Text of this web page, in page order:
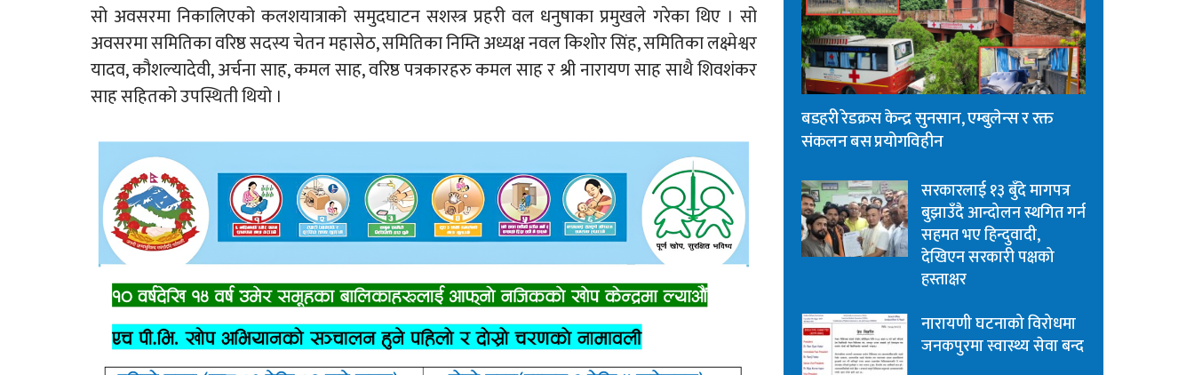
सो अवसरमा निकालिएको कलशयात्राको समुदघाटन सशस्त्र प्रहरी वल धनुषाका प्रमुखले गरेका थिए । सो
अवसरमा समितिका वरिष्ठ सदस्य चेतन महासेठ, समितिका निम्ति अध्यक्ष नवल किशोर सिंह, समितिका लक्ष्मेश्वर
यादव, कौशल्यादेवी, अर्चना साह, कमल साह, वरिष्ठ पत्रकारहरु कमल साह र श्री नारायण साह साथै शिवशंकर
साह सहितको उपस्थिती थियो ।
बडहरी रेडक्रस केन्द्र सुनसान, एम्बुलेन्स र रक्त
संकलन बस प्रयोगविहीन
सरकारलाई १३ बुँदे मागपत्र
बुझाउँदै आन्दोलन स्थगित गर्न
सहमत भए हिन्दुवादी,
देखिएन सरकारी पक्षको
हस्ताक्षर
नारायणी घटनाको विरोधमा
जनकपुरमा स्वास्थ्य सेवा बन्द